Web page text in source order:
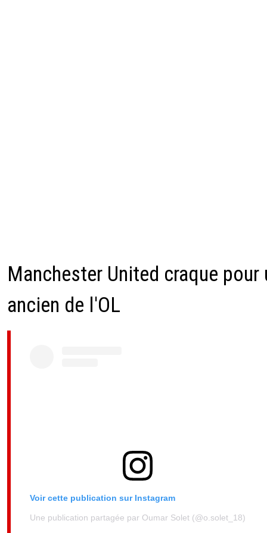
Manchester United craque pour
ancien de l'OL
Voir cette publication sur Instagram
Une publication partagée par Oumar Solet (@o.solet_18)